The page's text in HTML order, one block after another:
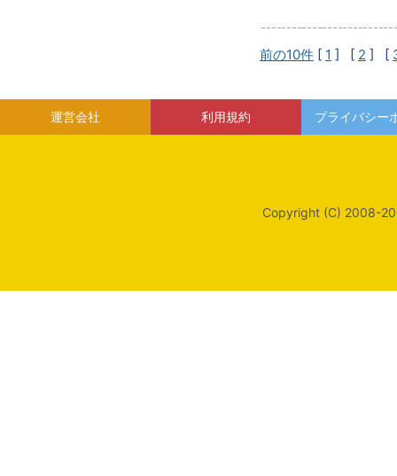
前の10件 [ 1 ] [ 2 ] [
運営会社 利用規約 プライバシー
Copyright (C) 2008-